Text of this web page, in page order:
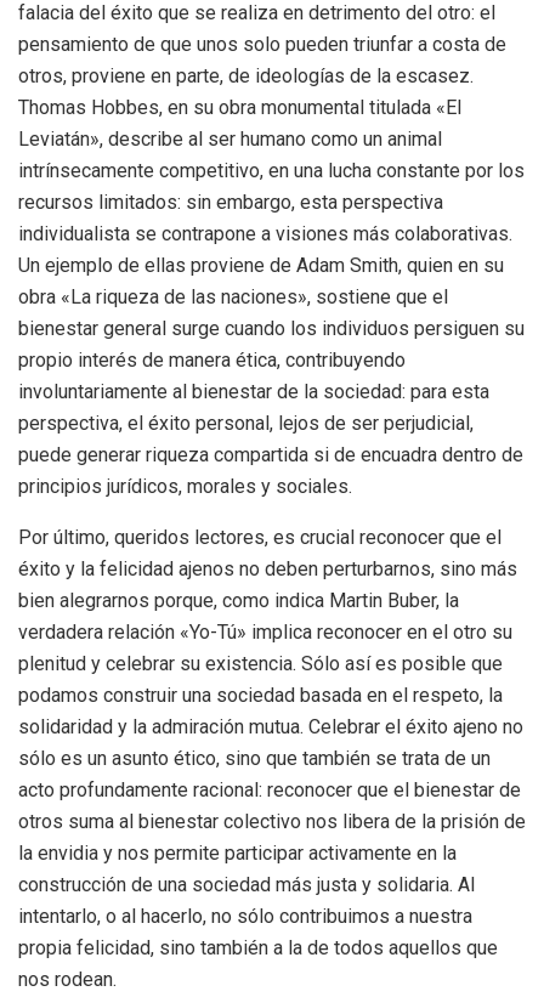
falacia del éxito que se realiza en detrimento del otro: el
pensamiento de que unos solo pueden triunfar a costa de
otros, proviene en parte, de ideologías de la escasez.
Thomas Hobbes, en su obra monumental titulada «El
Leviatán», describe al ser humano como un animal
intrínsecamente competitivo, en una lucha constante por los
recursos limitados: sin embargo, esta perspectiva
individualista se contrapone a visiones más colaborativas.
Un ejemplo de ellas proviene de Adam Smith, quien en su
obra «La riqueza de las naciones», sostiene que el
bienestar general surge cuando los individuos persiguen su
propio interés de manera ética, contribuyendo
involuntariamente al bienestar de la sociedad: para esta
perspectiva, el éxito personal, lejos de ser perjudicial,
puede generar riqueza compartida si de encuadra dentro de
principios jurídicos, morales y sociales.
Por último, queridos lectores, es crucial reconocer que el
éxito y la felicidad ajenos no deben perturbarnos, sino más
bien alegrarnos porque, como indica Martin Buber, la
verdadera relación «Yo-Tú» implica reconocer en el otro su
plenitud y celebrar su existencia. Sólo así es posible que
podamos construir una sociedad basada en el respeto, la
solidaridad y la admiración mutua. Celebrar el éxito ajeno no
sólo es un asunto ético, sino que también se trata de un
acto profundamente racional: reconocer que el bienestar de
otros suma al bienestar colectivo nos libera de la prisión de
la envidia y nos permite participar activamente en la
construcción de una sociedad más justa y solidaria. Al
intentarlo, o al hacerlo, no sólo contribuimos a nuestra
propia felicidad, sino también a la de todos aquellos que
nos rodean.